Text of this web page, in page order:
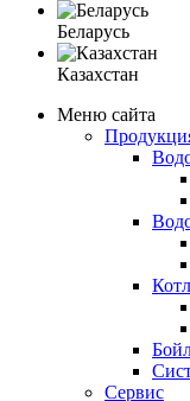
Беларусь
Казахстан
Меню сайта
Сервис